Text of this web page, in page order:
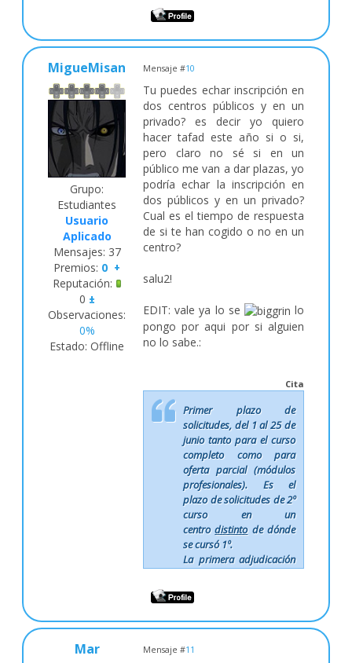
MigueMisan Mensaje #10
Grupo:
Estudiantes
Usuario
Aplicado
Mensajes: 37
Premios: 0 +
Reputación:
0 ±
Observaciones:
0%
Estado: Offline
Tu puedes echar inscripción en
dos centros públicos y en un
privado? es decir yo quiero
hacer tafad este año si o si,
pero claro no sé si en un
público me van a dar plazas, yo
podría echar la inscripción en
dos públicos y en un privado?
Cual es el tiempo de respuesta
de si te han cogido o no en un
centro?
salu2!
EDIT: vale ya lo se
lo
pongo por aqui por si alguien
no lo sabe.:
Cita
Primer plazo de
solicitudes, del 1 al 25 de
junio tanto para el curso
completo como para
oferta parcial (módulos
profesionales). Es el
plazo de solicitudes de 2º
curso en un
centrodistintode dónde
se cursó 1º.
La primera adjudicación
consultar el día 5 de
julio (1ª adjudicación
provisional informativa).
La segunda
adjudicación es el 22 de
Mar Mensaje #11